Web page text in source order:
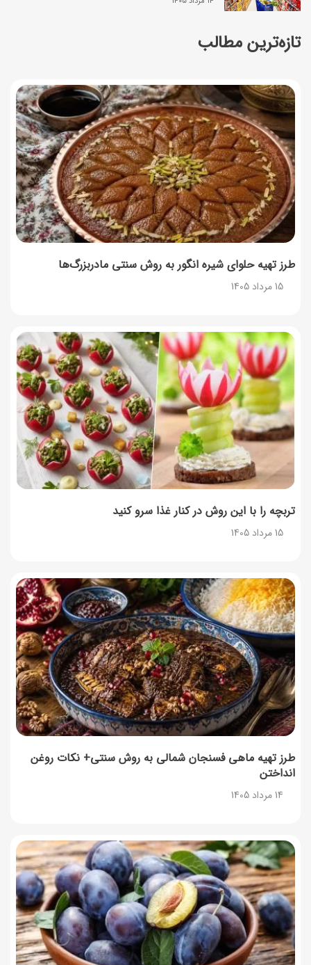
تازه‌ترین مطالب
طرز تهیه حلوای شیره انگور به روش سنتی مادربزرگ‌ها
15 مرداد 1405
تربچه را با این روش در کنار غذا سرو کنید
15 مرداد 1405
طرز تهیه ماهی فسنجان شمالی به روش سنتی+ نکات روغن
انداختن
14 مرداد 1405
زمان شارژ کالابرگ تغییر کرد؛ جزئیات برنامه جدید واریز اعتبار
توصیه‌های مهم برای دفع انواع حشرات در خانه
14 مرداد 1405
طرز تهیه آلبالو شور خانگی؛ خوش‌رنگ و بدون کپک
14 مرداد 1405
طرز تهیه پنکیک با شیره انگور؛ صبحانه‌ای سالم و انرژی‌بخش
14 مرداد 1405
طرز تهیه پش ملبا (پیچ ملبا)؛ دسر کلاسیک هلو و بستنی
13 مرداد 1405
طرز تهیه حلوای بحرینی؛ دسر سنتی خاورمیانه‌ای
13 مرداد 1405